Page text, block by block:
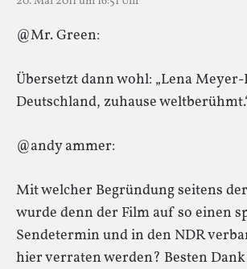
@Mr. Green:
Übersetzt dann wohl: „Lena
Deutschland, zuhause
@andy ammer:
Mit welcher Begründung seitens
wurde denn der Film auf so einen
Sendetermin und in den NDR
hier verraten werden? Besten